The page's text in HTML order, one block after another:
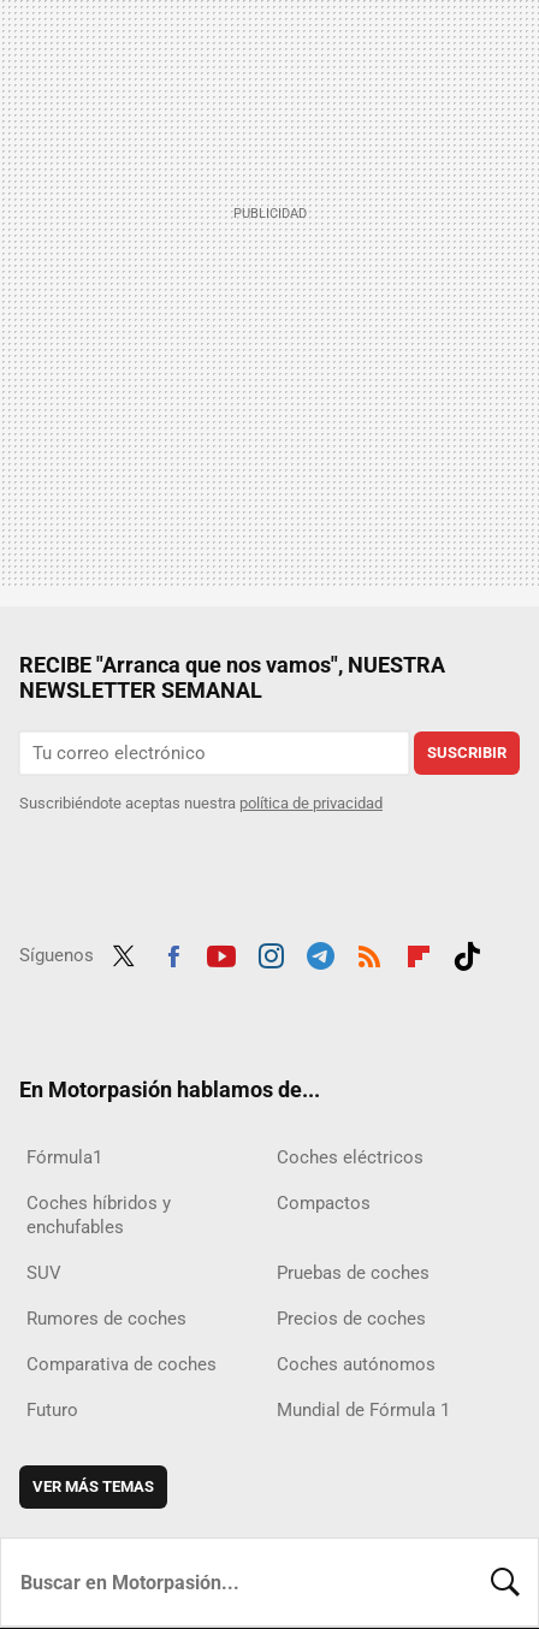
RECIBE "Arranca que nos vamos", NUESTRA
NEWSLETTER SEMANAL
SUSCRIBIR
Suscribiéndote aceptas nuestra política de privacidad
Síguenos
En Motorpasión hablamos de...
Fórmula1 Coches eléctricos
Coches híbridos y
enchufables
Compactos
SUV Pruebas de coches
Rumores de coches Precios de coches
Comparativa de coches Coches autónomos
Futuro Mundial de Fórmula 1
VER MÁS TEMAS